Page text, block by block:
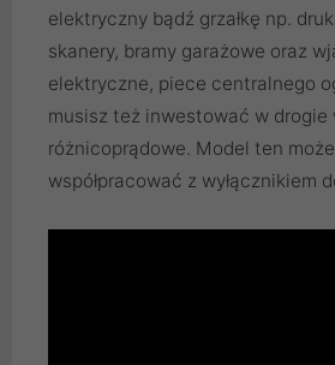
elektryczny bądź grzałkę np.
skanery, bramy garażowe oraz
elektryczne, piece centralnego
musisz też inwestować w drogie
różnicoprądowe. Model ten
współpracować z wyłącznikiem